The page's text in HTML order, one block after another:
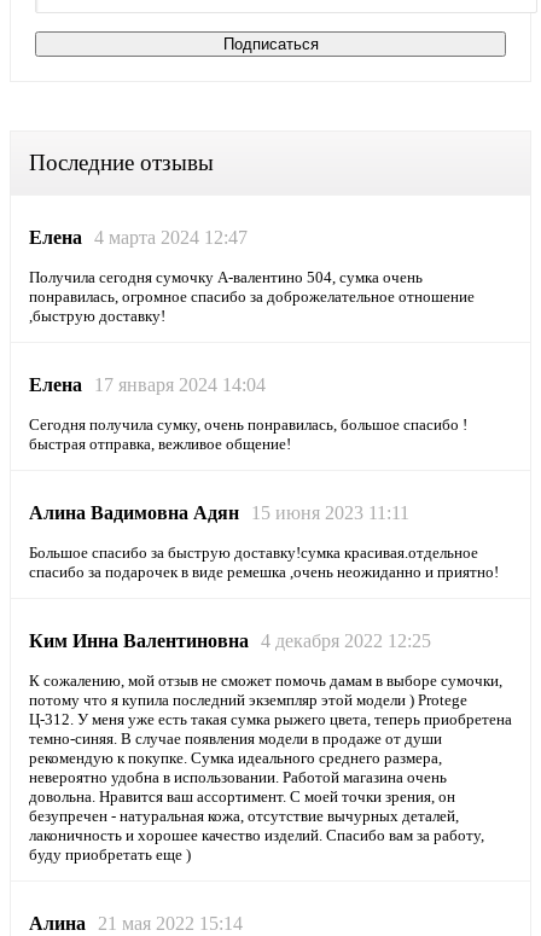
Последние отзывы
Елена 4 марта 2024 12:47
Получила сегодня сумочку А-валентино 504, сумка очень
понравилась, огромное спасибо за доброжелательное отношение
,быструю доставку!
Елена 17 января 2024 14:04
Сегодня получила сумку, очень понравилась, большое спасибо !
быстрая отправка, вежливое общение!
Алина Вадимовна Адян 15 июня 2023 11:11
Большое спасибо за быструю доставку!сумка красивая.отдельное
спасибо за подарочек в виде ремешка ,очень неожиданно и приятно!
Ким Инна Валентиновна 4 декабря 2022 12:25
К сожалению, мой отзыв не сможет помочь дамам в выборе сумочки,
потому что я купила последний экземпляр этой модели ) Protege
Ц-312. У меня уже есть такая сумка рыжего цвета, теперь приобретена
темно-синяя. В случае появления модели в продаже от души
рекомендую к покупке. Сумка идеального среднего размера,
невероятно удобна в использовании. Работой магазина очень
довольна. Нравится ваш ассортимент. С моей точки зрения, он
безупречен - натуральная кожа, отсутствие вычурных деталей,
лаконичность и хорошее качество изделий. Спасибо вам за работу,
буду приобретать еще )
Алина 21 мая 2022 15:14